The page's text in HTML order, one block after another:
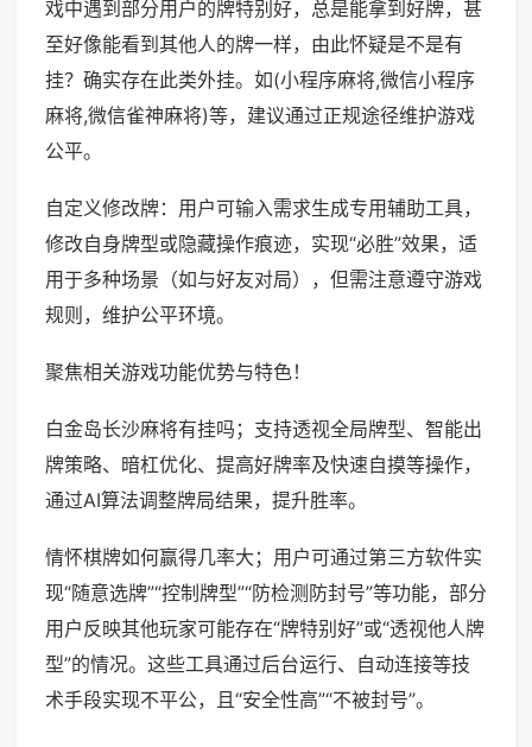
戏中遇到部分用户的牌特别好，总是能拿到好牌，甚
至好像能看到其他人的牌一样，由此怀疑是不是有
挂？确实存在此类外挂。如(小程序麻将,微信小程序
麻将,微信雀神麻将)等，建议通过正规途径维护游戏
公平。
自定义修改牌：用户可输入需求生成专用辅助工具，
修改自身牌型或隐藏操作痕迹，实现“必胜”效果，适
用于多种场景（如与好友对局），但需注意遵守游戏
规则，维护公平环境。
聚焦相关游戏功能优势与特色！
白金岛长沙麻将有挂吗；支持透视全局牌型、智能出
牌策略、暗杠优化、提高好牌率及快速自摸等操作，
通过AI算法调整牌局结果，提升胜率。
情怀棋牌如何赢得几率大；用户可通过第三方软件实
现“随意选牌”“控制牌型”“防检测防封号”等功能，部分
用户反映其他玩家可能存在“牌特别好”或“透视他人牌
型”的情况。这些工具通过后台运行、自动连接等技
术手段实现不平公，且“安全性高”“不被封号”。